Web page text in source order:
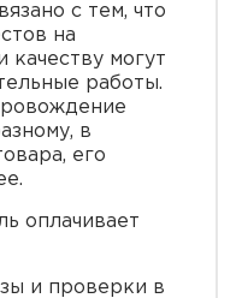
с тем, что
на
качеству могут
работы.
в
его
оплачивает
и проверки в